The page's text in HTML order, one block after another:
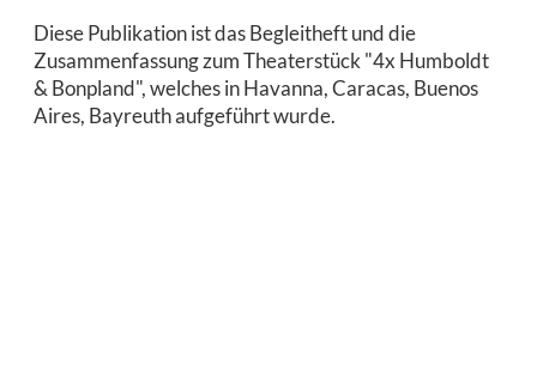
Diese Publikation ist das Begleitheft und die
Zusammenfassung zum Theaterstück "4x Humboldt
& Bonpland", welches in Havanna, Caracas, Buenos
Aires, Bayreuth aufgeführt wurde.